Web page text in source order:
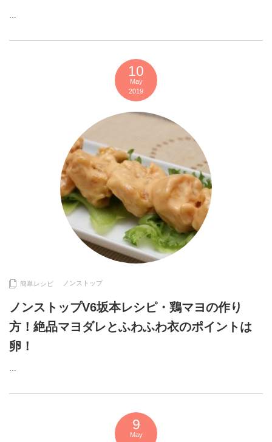
…
10
May
2019
簡単レシピ ノンストップ
ノンストップV6坂本レシピ・鶏マヨの作り
方！絶品マヨダレとふわふわ衣のポイントは
卵！
…
9
May